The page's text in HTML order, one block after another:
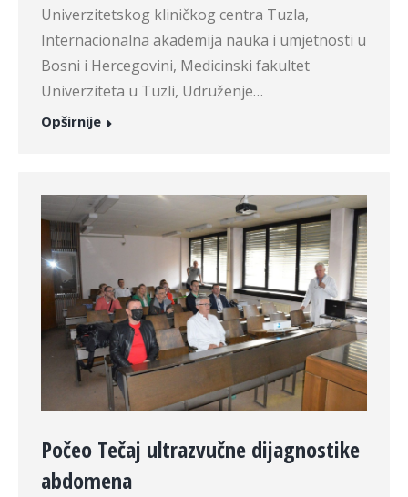
Univerzitetskog kliničkog centra Tuzla,
Internacionalna akademija nauka i umjetnosti u
Bosni i Hercegovini, Medicinski fakultet
Univerziteta u Tuzli, Udruženje…
Opširnije
Počeo Tečaj ultrazvučne dijagnostike
abdomena